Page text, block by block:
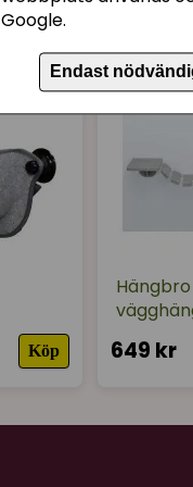
Google.
Endast
Köp 649 kr